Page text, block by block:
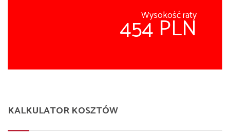
Wysokość raty
454 PLN
KALKULATOR KOSZTÓW